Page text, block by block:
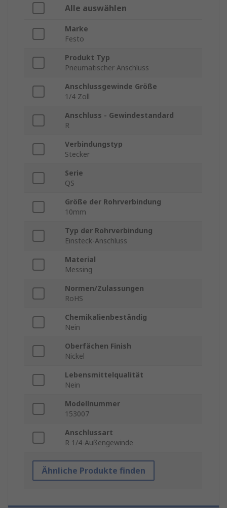
Alle auswählen
Marke
Festo
Produkt Typ
Pneumatischer Anschluss
Anschlussgewinde Größe
1/4 Zoll
Anschluss - Gewindestandard
R
Verbindungstyp
Stecker
Serie
QS
Größe der Rohrverbindung
10mm
Typ der Rohrverbindung
Einsteck-Anschluss
Material
Messing
Normen/Zulassungen
RoHS
Chemikalienbeständig
Nein
Oberfächen Finish
Nickel
Lebensmittelqualität
Nein
Modellnummer
153007
Anschlussart
R 1/4-Außengewinde
Ähnliche Produkte finden